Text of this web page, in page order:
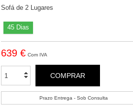
Sofá de 2 Lugares
45 Dias
639 € Com IVA
COMPRAR
Prazo Entrega - Sob Consulta